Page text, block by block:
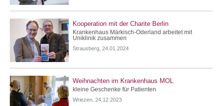
Kooperation mit der Charite Berlin
Krankenhaus Märkisch-Oderland arbeitet mit
Uniklinik zusammen
Strausberg, 24.01.2024
Weihnachten im Krankenhaus MOL
kleine Geschenke für Patienten
Wriezen, 24.12.2023